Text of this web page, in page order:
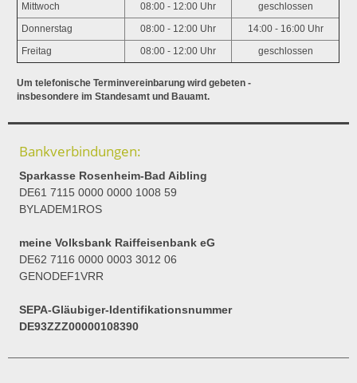
Mittwoch 08:00 - 12:00 Uhr geschlossen
Donnerstag 08:00 - 12:00 Uhr 14:00 - 16:00 Uhr
Freitag 08:00 - 12:00 Uhr geschlossen
Um telefonische Terminvereinbarung wird gebeten -
insbesondere im Standesamt und Bauamt.
Bankverbindungen:
Sparkasse Rosenheim-Bad Aibling
DE61 7115 0000 0000 1008 59
BYLADEM1ROS
meine Volksbank Raiffeisenbank eG
DE62 7116 0000 0003 3012 06
GENODEF1VRR
SEPA-Gläubiger-Identifikationsnummer
DE93ZZZ00000108390